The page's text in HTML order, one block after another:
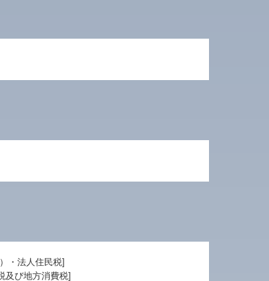
・法人住民税]
及び地方消費税]